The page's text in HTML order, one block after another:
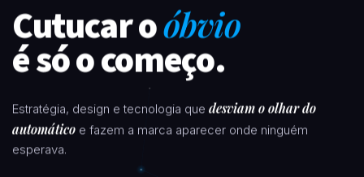
Cutucar oóbvio
é só o começo.
Estratégia, design e tecnologia quedesviam o olhar do
automático e fazem a marca aparecer onde ninguém
esperava.